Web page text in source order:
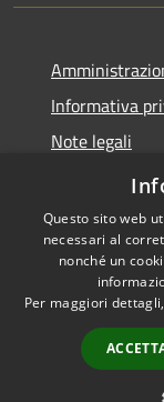
Informativa
Note legali
Dichiarazione
Accessibilità
Questo sito web
necessari al
nonché un
Per maggiori